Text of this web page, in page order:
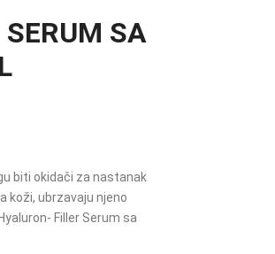
SERUM SA
biti okidači za nastanak
koži, ubrzavaju njeno
Filler Serum sa